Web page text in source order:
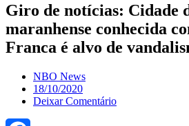
Giro de notícias: Cidade
maranhense conhecida
Franca é alvo de
NBO News
18/10/2020
Deixar Comentário